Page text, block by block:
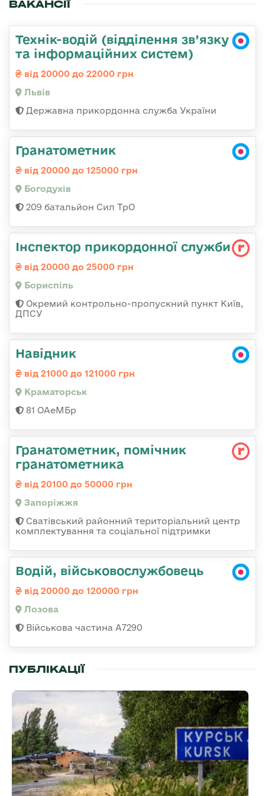
ВАКАНСІЇ
Технік-водій (відділення зв’язку
та інформаційних систем)
від 20000 до 22000 грн
Львів
Державна прикордонна служба України
Гранатометник
від 20000 до 125000 грн
Богодухів
209 батальйон Сил ТрО
Інспектор прикордонної служби
від 20000 до 25000 грн
Бориспіль
Окремий контрольно-пропускний пункт Київ,
ДПСУ
Навідник
від 21000 до 121000 грн
Краматорськ
81 ОАеМБр
Гранатометник, помічник
гранатометника
від 20100 до 50000 грн
Запоріжжя
Сватівський районний територіальний центр
комплектування та соціальної підтримки
Водій, військовослужбовець
від 20000 до 120000 грн
Лозова
Військова частина А7290
ПУБЛІКАЦІЇ